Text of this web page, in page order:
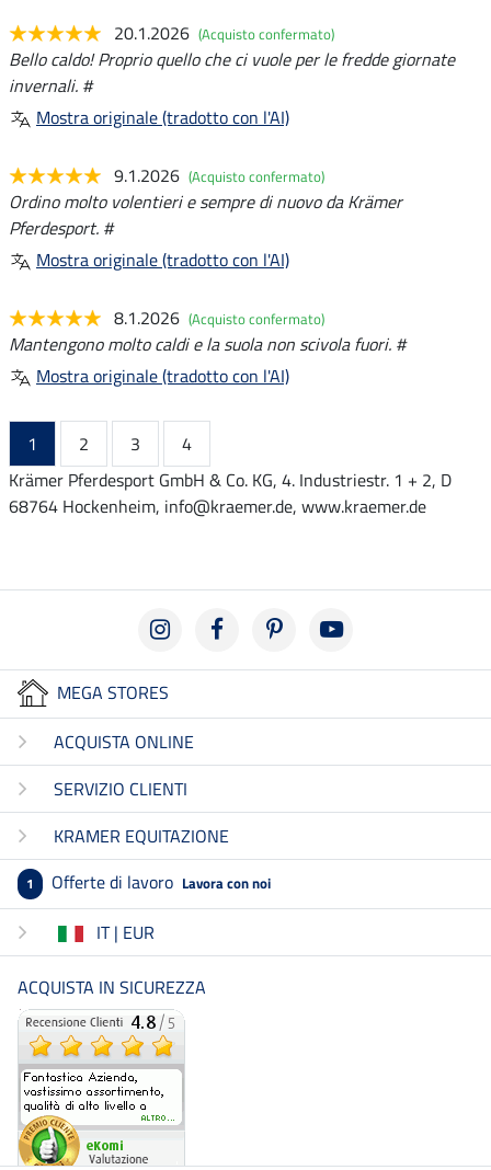
20.1.2026 (Acquisto confermato)
Bello caldo! Proprio quello che ci vuole per le fredde giornate
invernali. #
Mostra originale (tradotto con l'AI)
9.1.2026 (Acquisto confermato)
Ordino molto volentieri e sempre di nuovo da Krämer
Pferdesport. #
Mostra originale (tradotto con l'AI)
8.1.2026 (Acquisto confermato)
Mantengono molto caldi e la suola non scivola fuori. #
Mostra originale (tradotto con l'AI)
1 2 3
4
Krämer Pferdesport GmbH & Co. KG, 4. Industriestr. 1 + 2, D
68764 Hockenheim, info@kraemer.de, www.kraemer.de
MEGA STORES
ACQUISTA ONLINE
SERVIZIO CLIENTI
KRAMER EQUITAZIONE
1 Offerte di lavoro Lavora con noi
IT | EUR
ACQUISTA IN SICUREZZA